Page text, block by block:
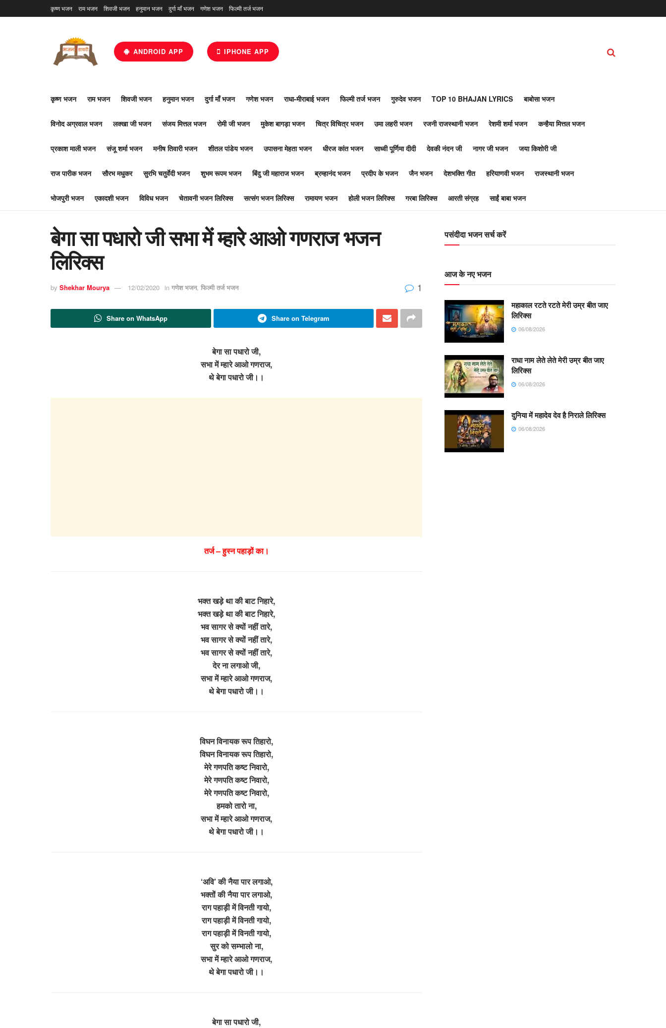
कृष्ण भजन राम भजन शिवजी भजन हनुमान भजन दुर्गा माँ भजन गणेश भजन फिल्मी तर्ज भजन
ANDROID APP IPHONE APP
कृष्ण भजन राम भजन शिवजी भजन हनुमान भजन दुर्गा माँ भजन गणेश भजन राधा-मीराबाई भजन फिल्मी तर्ज भजन गुरुदेव भजन TOP 10 BHAJAN LYRICS बाबोसा भजन
विनोद अग्रवाल भजन लक्खा जी भजन संजय मित्तल भजन रोमी जी भजन मुकेश बागड़ा भजन चित्र विचित्र भजन उमा लहरी भजन रजनी राजस्थानी भजन रेशमी शर्मा भजन कन्हैया मित्तल भजन
प्रकाश माली भजन संजू शर्मा भजन मनीष तिवारी भजन शीतल पांडेय भजन उपासना मेहता भजन धीरज कांत भजन साध्वी पूर्णिमा दीदी देवकी नंदन जी नागर जी भजन जया किशोरी जी
राज पारीक भजन सौरभ मधुकर सुरभि चतुर्वेदी भजन शुभम रूपम भजन बिंदु जी महाराज भजन ब्रम्हानंद भजन प्रदीप के भजन जैन भजन देशभक्ति गीत हरियाणवी भजन राजस्थानी भजन
भोजपुरी भजन एकादशी भजन विविध भजन चेतावनी भजन लिरिक्स सत्संग भजन लिरिक्स रामायण भजन होली भजन लिरिक्स गरबा लिरिक्स आरती संग्रह साईं बाबा भजन
बेगा सा पधारो जी सभा में म्हारे आओ गणराज भजन
लिरिक्स
by Shekhar Mourya 12/02/2020 in गणेश भजन, फिल्मी तर्ज भजन 1
Share on WhatsApp Share on Telegram
बेगा सा पधारो जी,
सभा में म्हारे आओ गणराज,
थे बेगा पधारो जी।।
तर्ज – हुस्न पहाड़ों का।
भक्त खड़े था की बाट निहारे,
भक्त खड़े था की बाट निहारे,
भव सागर से क्यों नहीं तारे,
भव सागर से क्यों नहीं तारे,
भव सागर से क्यों नहीं तारे,
देर ना लगाओ जी,
सभा में म्हारे आओ गणराज,
थे बेगा पधारो जी।।
विघन विनायक रूप तिहारो,
विघन विनायक रूप तिहारो,
मेरे गणपति कष्ट निवारो,
मेरे गणपति कष्ट निवारो,
मेरे गणपति कष्ट निवारो,
हमको तारो ना,
सभा में म्हारे आओ गणराज,
थे बेगा पधारो जी।।
‘अवि’ की नैया पार लगाओ,
भक्तों की नैया पार लगाओ,
राग पहाड़ी में विनती गायो,
राग पहाड़ी में विनती गायो,
राग पहाड़ी में विनती गायो,
सुर को सम्भालो ना,
सभा में म्हारे आओ गणराज,
थे बेगा पधारो जी।।
बेगा सा पधारो जी,
पसंदीदा भजन सर्च करें
आज के नए भजन
महाकाल रटते रटते मेरी उम्र बीत जाए
लिरिक्स
06/08/2026
राधा नाम लेते लेते मेरी उम्र बीत जाए
लिरिक्स
06/08/2026
दुनिया में महादेव देव है निराले लिरिक्स
06/08/2026